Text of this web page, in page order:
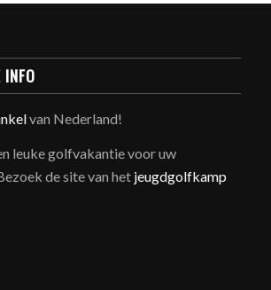
INFO
van Nederland!
leuke golfvakantie voor uw
de site van hetjeugdgolfkamp